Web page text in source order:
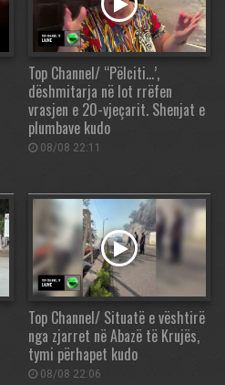
Top Channel/ “Pëlciti…’,
dëshmitarja në lot rrëfen
vrasjen e 20-vjeçarit. Shenjat e
plumbave kudo
08/08 22:11
Top Channel/ Situatë e vështirë
nga zjarret në Abazë të Krujës,
tymi përhapet kudo
08/08 22:06